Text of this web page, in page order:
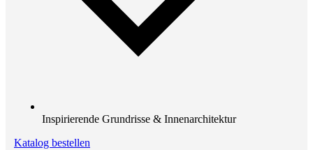
Inspirierende Grundrisse & Innenarchitektur
Katalog bestellen